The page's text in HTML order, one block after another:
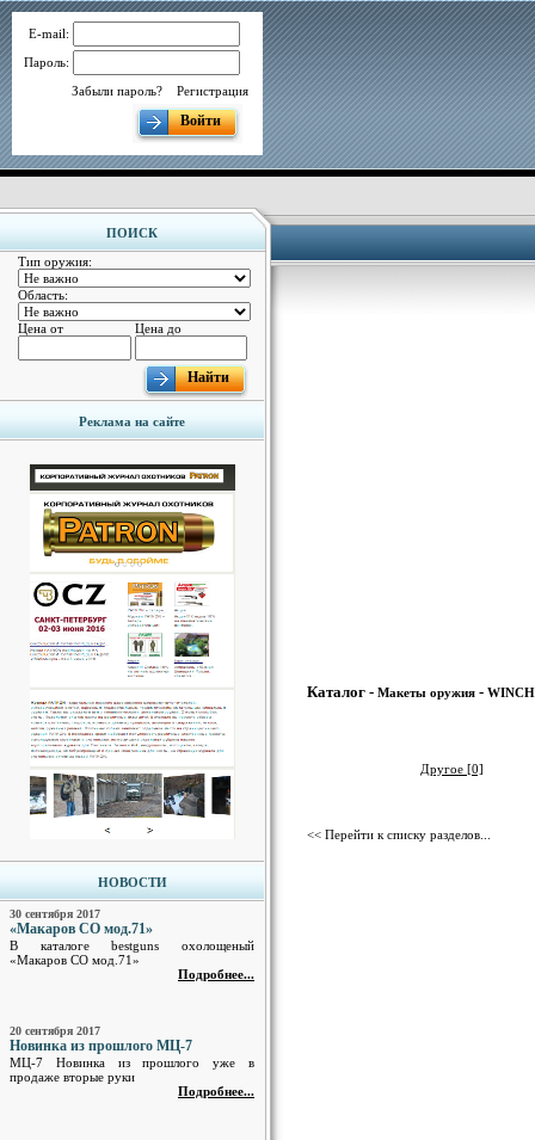
E-mail:
Пароль:
Забыли пароль?
Регистрация
Войти
ПОИСК
Тип оружия:
Область:
Цена от Цена до
Найти
Реклама на сайте
НОВОСТИ
30 сентября 2017
«Макаров СО мод.71»
В каталоге bestguns охолощеный
«Макаров СО мод.71»
Подробнее...
20 сентября 2017
Новинка из прошлого МЦ-7
МЦ-7 Новинка из прошлого уже в
продаже вторые руки
Подробнее...
Каталог - Макеты оружия -
Другое [0]
<< Перейти к списку разделов...